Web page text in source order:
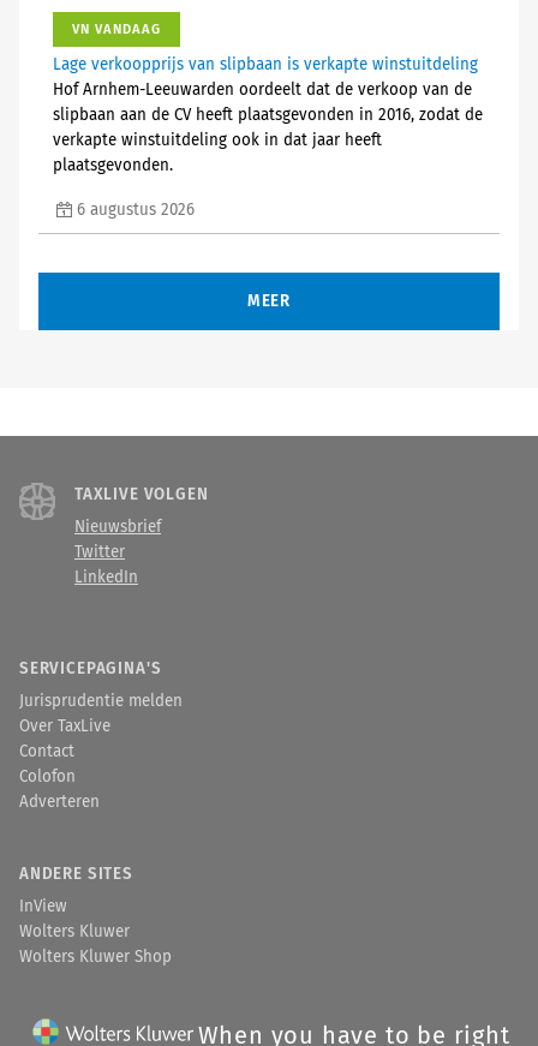
VN VANDAAG
Lage verkoopprijs van slipbaan is verkapte winstuitdeling
Hof Arnhem-Leeuwarden oordeelt dat de verkoop van de
slipbaan aan de CV heeft plaatsgevonden in 2016, zodat de
verkapte winstuitdeling ook in dat jaar heeft
plaatsgevonden.
6 augustus 2026
MEER
TAXLIVE VOLGEN
Nieuwsbrief
Twitter
LinkedIn
SERVICEPAGINA'S
Jurisprudentie melden
Over TaxLive
Contact
Colofon
Adverteren
ANDERE SITES
InView
Wolters Kluwer
Wolters Kluwer Shop
When you have to be right